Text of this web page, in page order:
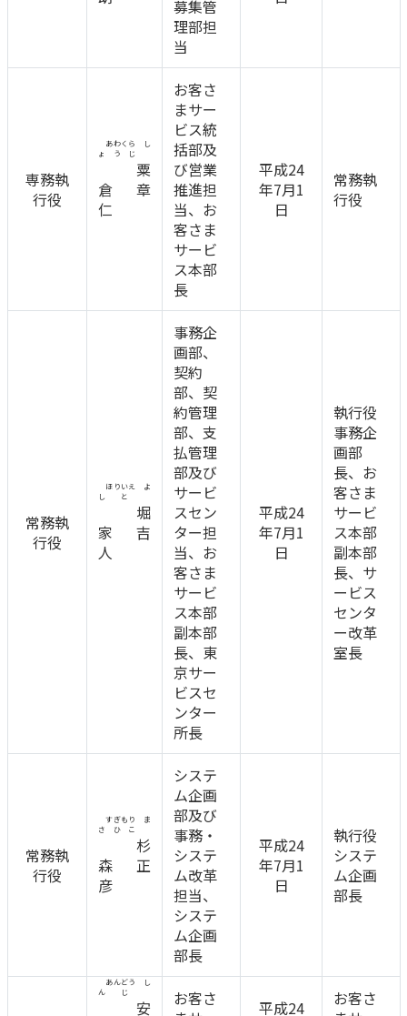
ご契約のしおり・約款（Web約款）
ラジオ体操・みんなの体操
ラジオ体操ポータルサイト
かんぽ生命のサステナビリティ
お客さまの声／お客さまサービス向上の取組み
かんぽジャンクション
募集管
理部担
当
専務執
行役
粟
倉 章
仁
あわくら し
ょうじ
お客さ
まサー
ビス統
括部及
び営業
推進担
当、お
客さま
サービ
ス本部
長
平成24
年7月1
日
常務執
行役
常務執
行役
堀
家 吉
人
ほりいえ よ
しと
事務企
画部、
契約
部、契
約管理
部、支
払管理
部及び
サービ
スセン
ター担
当、お
客さま
サービ
ス本部
副本部
長、東
京サー
ビスセ
ンター
所長
平成24
年7月1
日
執行役
事務企
画部
長、お
客さま
サービ
ス本部
副本部
長、サ
ービス
センタ
ー改革
室長
常務執
行役
杉
森 正
彦
すぎもり ま
さひこ
システ
ム企画
部及び
事務・
システ
ム改革
担当、
システ
ム企画
部長
平成24
年7月1
日
執行役
システ
ム企画
部長
安
あんどう し
んじ
お客さ
平成24
お客さ